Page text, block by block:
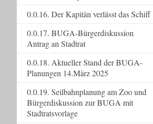
0.0.16. Der Kapitän verlässt das Schiff
0.0.17. BUGA-Bürgerdiskussion
Antrag an Stadtrat
0.0.18. Aktueller Stand der BUGA-
Planungen 14.März 2025
0.0.19. Seilbahnplanung am Zoo und
Bürgerdiskussion zur BUGA mit
Stadtratsvorlage